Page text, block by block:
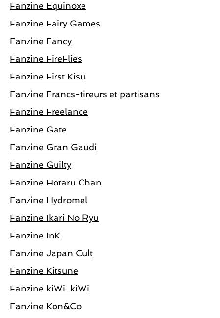
Fanzine Equinoxe
Fanzine Fairy Games
Fanzine Fancy
Fanzine FireFlies
Fanzine First Kisu
Fanzine Francs-tireurs et partisans
Fanzine Freelance
Fanzine Gate
Fanzine Gran Gaudi
Fanzine Guilty
Fanzine Hotaru Chan
Fanzine Hydromel
Fanzine Ikari No Ryu
Fanzine InK
Fanzine Japan Cult
Fanzine Kitsune
Fanzine kiWi-kiWi
Fanzine Kon&Co